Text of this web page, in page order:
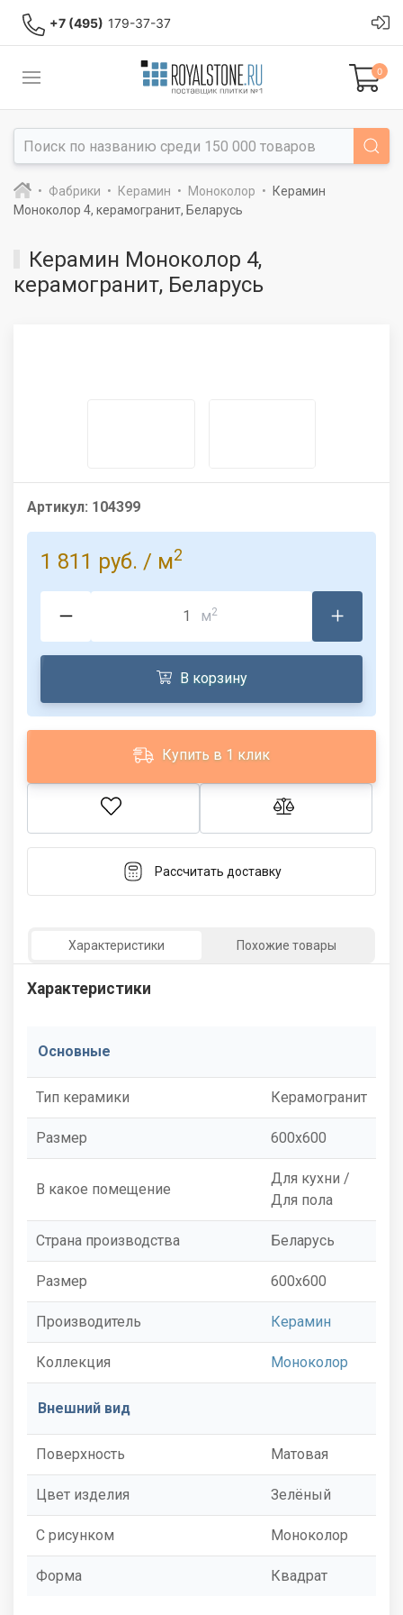
+7 (495) 179-37-37
0
Фабрики Керамин Моноколор
Керамин
Моноколор 4, керамогранит, Беларусь
Керамин Моноколор 4,
керамогранит, Беларусь
Артикул: 104399
1 811 руб. / м2
м2
В корзину
Купить в 1 клик
Рассчитать доставку
Характеристики Похожие товары
Характеристики
Основные
Тип керамики Керамогранит
Размер 600x600
В какое помещение
Для кухни /
Для пола
Страна производства Беларусь
Размер 600x600
Производитель Керамин
Коллекция Моноколор
Внешний вид
Поверхность Матовая
Цвет изделия Зелёный
С рисунком Моноколор
Форма Квадрат